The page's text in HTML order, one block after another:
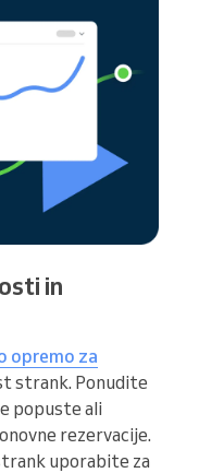
in
opremo za
strank. Ponudite
popuste ali
rezervacije.
uporabite za